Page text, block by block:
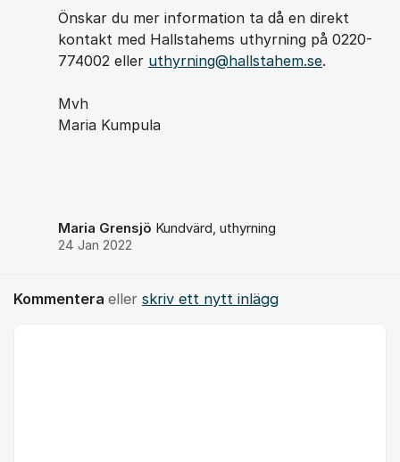
Önskar du mer information ta då en direkt
kontakt med Hallstahems uthyrning på 0220-
774002 eller uthyrning@hallstahem.se.
Mvh
Maria Kumpula
Maria Grensjö Kundvärd, uthyrning
24 Jan 2022
Kommentera eller skriv ett nytt inlägg